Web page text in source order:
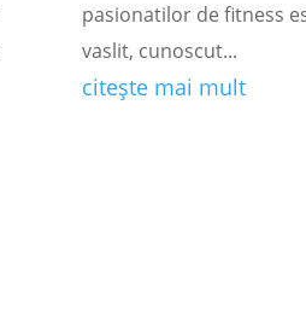
pasionatilor de fitness
vaslit, cunoscut...
citește mai mult